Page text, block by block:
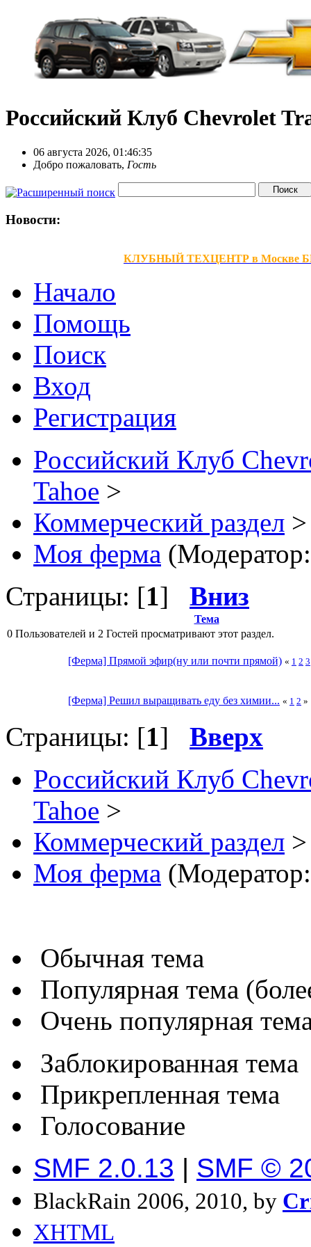
Российский Клуб Chevrolet
06 августа 2026, 01:46:35
Добро пожаловать, Гость
Новости:
КЛУБНЫЙ ТЕХЦЕНТР в Москве
Начало
Помощь
Поиск
Вход
Регистрация
Российский Клуб
Tahoe >
Коммерческий раздел >
Моя ферма
Страницы: [1] Вниз
Тема
0 Пользователей и 2 Гостей просматривают этот раздел.
[Ферма] Прямой эфир(ну или почти прямой) « 1 2 3
[Ферма] Решил выращивать еду без химии... « 1 2 »
Страницы: [1] Вверх
Российский Клуб
Tahoe >
Коммерческий раздел >
Моя ферма
Обычная тема
Популярная тема
Очень популярная
Заблокированная тема
Прикрепленная тема
Голосование
SMF 2.0.13 | SMF ©
BlackRain 2006, 2010, by
XHTML